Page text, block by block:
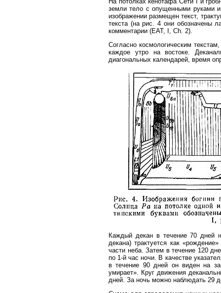
земли тело с опущенными руками
изображении размещен текст,
текста (на рис. 4 они обозначены
комментарии (EAT, I, Ch. 2).
Согласно космологическим
каждое утро на востоке.
диагональных календарей, время
Каждый декан в течение 70 дней
декана) трактуется как
части неба. Затем в течение 120
по 1-й час ночи. В качестве
в течение 90 дней он виден на
умирает». Круг движения
дней. За ночь можно наблюдать 29